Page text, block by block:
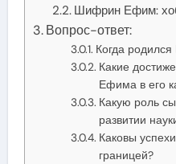
Шифрин Ефим:
Вопрос-ответ:
Когда
Какие
Ефима в его
Какую роль
развитии
Каковы
границей?